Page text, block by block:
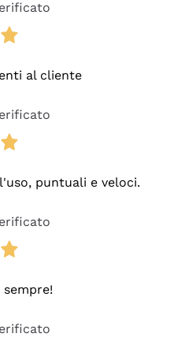
al cliente
puntuali e veloci.